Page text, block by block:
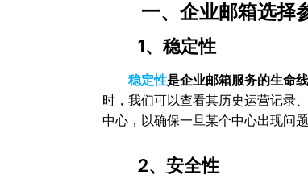
一、企业邮箱选择
1、稳定性
稳定性是企业邮箱服务的生命
时，我们可以查看其历史运营记录
中心，以确保一旦某个中心出现问
2、安全性